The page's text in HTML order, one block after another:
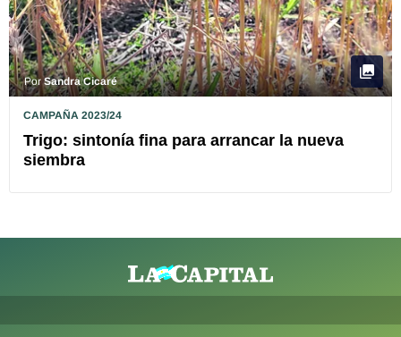
PorSandra Cicaré
CAMPAÑA 2023/24
Trigo: sintonía fina para arrancar la nueva
siembra